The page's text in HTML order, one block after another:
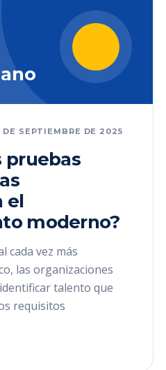
DE SEPTIEMBRE DE 2025
pruebas
el
moderno?
cada vez más
las organizaciones
talento que
requisitos